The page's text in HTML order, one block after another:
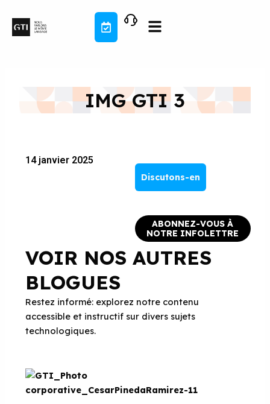
contenu
IMG GTI 3
14 janvier 2025
Discutons-en
ABONNEZ-VOUS À
NOTRE INFOLETTRE
VOIR NOS AUTRES
BLOGUES
Restez informé: explorez notre contenu
accessible et instructif sur divers sujets
technologiques.